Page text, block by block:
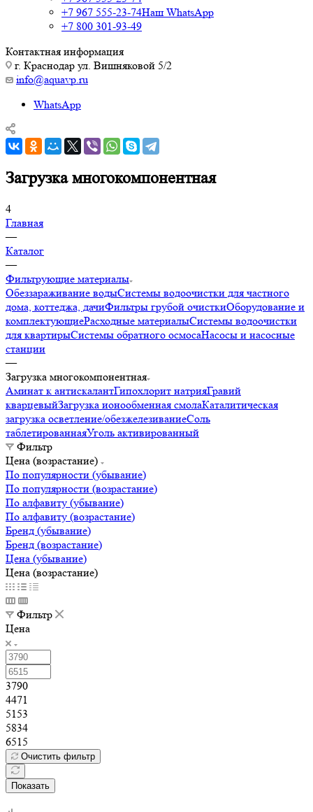
+7 967 555-23-74Наш WhatsApp
+7 800 301-93-49
Контактная информация
г. Краснодар ул. Вишняковой 5/2
info@aquavp.ru
WhatsApp
Загрузка многокомпонентная
4
Главная
—
Каталог
—
Фильтрующие материалы
Обеззараживание водыСистемы водоочистки для частного
дома, коттеджа, дачиФильтры грубой очисткиОборудование и
комплектующиеРасходные материалыСистемы водоочистки
для квартирыСистемы обратного осмосаНасосы и насосные
станции
—
Загрузка многокомпонентная
Аминат к антискалантГипохлорит натрияГравий
кварцевыйЗагрузка ионообменная смолаКаталитическая
загрузка осветление/обезжелезиваниеСоль
таблетированнаяУголь активированный
Фильтр
Цена (возрастание)
По популярности (убывание)
По популярности (возрастание)
По алфавиту (убывание)
По алфавиту (возрастание)
Бренд (убывание)
Бренд (возрастание)
Цена (убывание)
Цена (возрастание)
Фильтр
Цена
3790
4471
5153
5834
6515
Очистить фильтр
Показать